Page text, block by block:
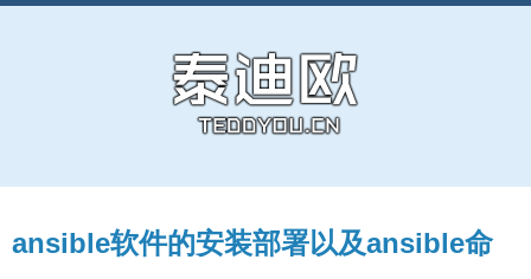
ansible软件的安装部署以及ansible命